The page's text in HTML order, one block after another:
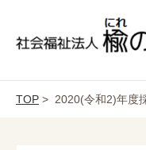
TOP > 2020(令和2)年度